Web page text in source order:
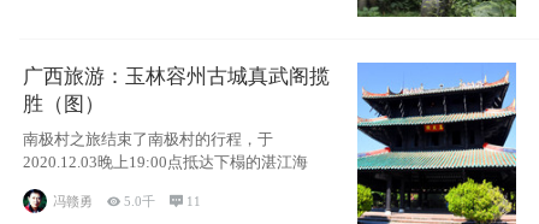
广西旅游：玉林容州古城真武阁揽
胜（图）
南极村之旅结束了南极村的行程，于
2020.12.03晚上19:00点抵达下榻的湛江海
冯赣勇 5.0千  11